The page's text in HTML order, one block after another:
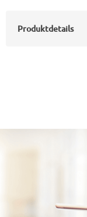
Produktdetails